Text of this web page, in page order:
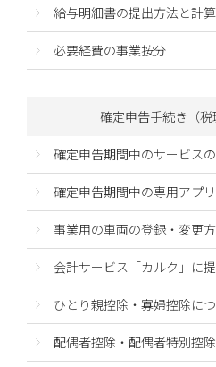
給与明細書の提出方法と計
必要経費の事業按分
確定申告手続き（税
確定申告期間中のサービス
確定申告期間中の専用アプ
事業用の車両の登録・変更
会計サービス「カルク」に
ひとり親控除・寡婦控除に
配偶者控除・配偶者特別控